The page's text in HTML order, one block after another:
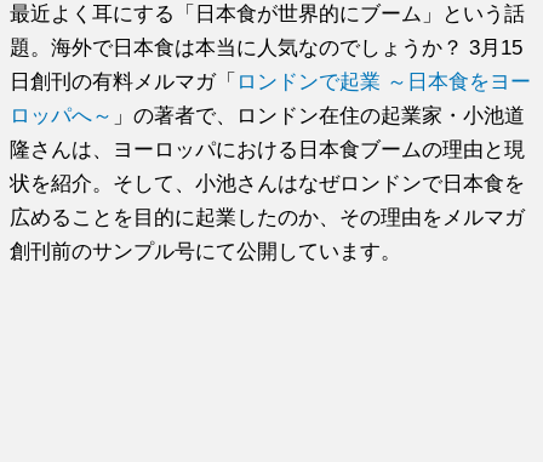
最近よく耳にする「日本食が世界的にブーム」という話
題。海外で日本食は本当に人気なのでしょうか？ 3月15
日創刊の有料メルマガ「 ロンドンで起業 ～日本食をヨー
ロッパへ～ 」の著者で、ロンドン在住の起業家・小池道
隆さんは、ヨーロッパにおける日本食ブームの理由と現
状を紹介。そして、小池さんはなぜロンドンで日本食を
広めることを目的に起業したのか、その理由をメルマガ
創刊前のサンプル号にて公開しています。